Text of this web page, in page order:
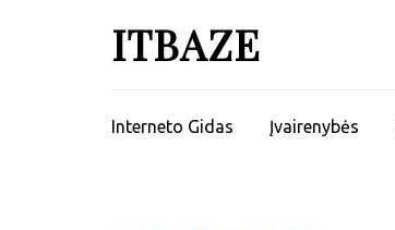
ITBAZE
Interneto Gidas Įvairenybės